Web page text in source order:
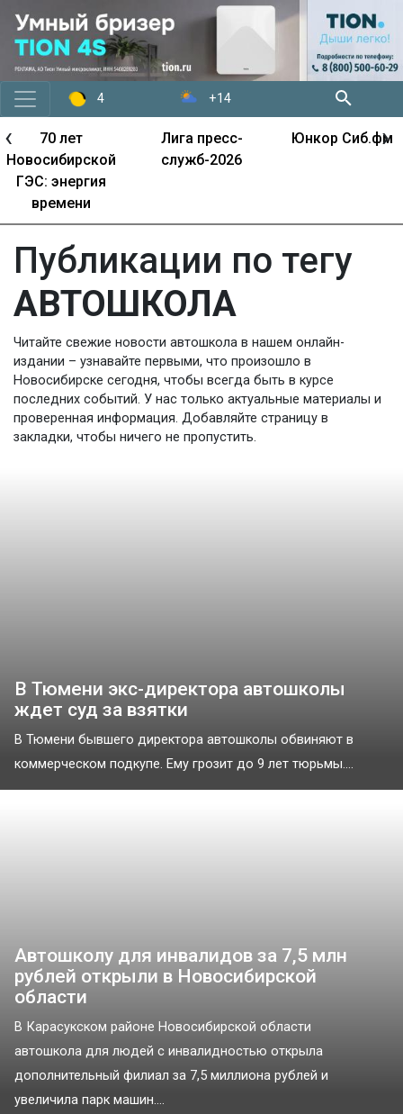
4 +14
70 лет
Новосибирской
ГЭС: энергия
времени
Лига пресс-
служб-2026
Юнкор Сиб.фм
‹ ›
Публикации по тегу
АВТОШКОЛА
Читайте свежие новости автошкола в нашем онлайн-
издании – узнавайте первыми, что произошло в
Новосибирске сегодня, чтобы всегда быть в курсе
последних событий. У нас только актуальные материалы и
проверенная информация. Добавляйте страницу в
закладки, чтобы ничего не пропустить.
В Тюмени экс-директора автошколы
ждет суд за взятки
В Тюмени бывшего директора автошколы обвиняют в
коммерческом подкупе. Ему грозит до 9 лет тюрьмы....
Автошколу для инвалидов за 7,5 млн
рублей открыли в Новосибирской
области
В Карасукском районе Новосибирской области
автошкола для людей с инвалидностью открыла
дополнительный филиал за 7,5 миллиона рублей и
увеличила парк машин....